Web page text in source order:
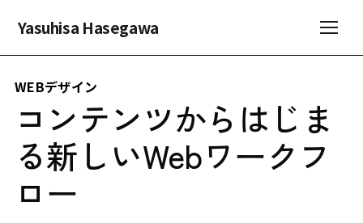
Yasuhisa Hasegawa
WEBデザイン
コンテンツからはじま
る新しいWebワークフ
ロー